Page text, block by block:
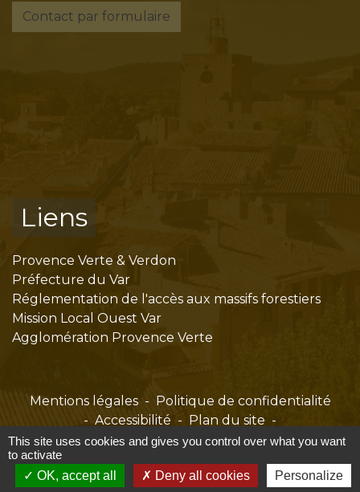
Contact par formulaire
Liens
Provence Verte & Verdon
Préfecture du Var
Réglementation de l'accès aux massifs forestiers
Mission Local Ouest Var
Agglomération Provence Verte
Mentions légales - Politique de confidentialité
- Accessibilité - Plan du site -
Gestion des cookies
Site créé en partenariat avec Réseau des Communes
This site uses cookies and gives you control over what you want
to activate
OK, accept all
Deny all cookies Personalize